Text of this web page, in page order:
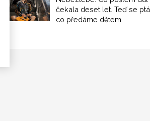
čekala deset let. Teď se ptá,
co předáme dětem